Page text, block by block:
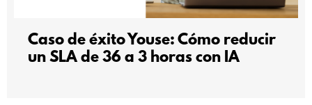
Caso de éxito Youse: Cómo reducir
un SLA de 36 a 3 horas con IA